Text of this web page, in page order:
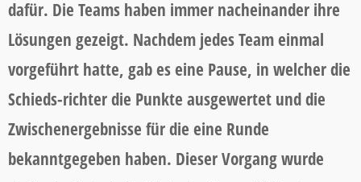
dafür. Die Teams haben immer nacheinander ihre
Lösungen gezeigt. Nachdem jedes Team einmal
vorgeführt hatte, gab es eine Pause, in welcher die
Schieds-richter die Punkte ausgewertet und die
Zwischenergebnisse für die eine Runde
bekanntgegeben haben. Dieser Vorgang wurde